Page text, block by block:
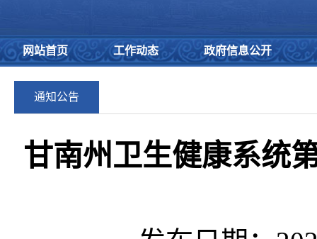
网站首页 工作动态 政府信息公开
通知公告
甘南州卫生健康系统